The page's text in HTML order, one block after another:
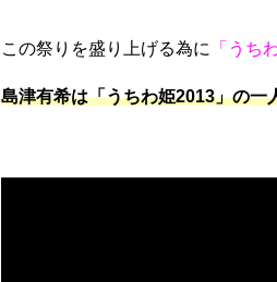
この祭りを盛り上げる為に 「うち
島津有希は「うちわ姫2013」の一